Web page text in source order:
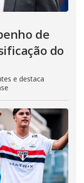
de
do
e destaca